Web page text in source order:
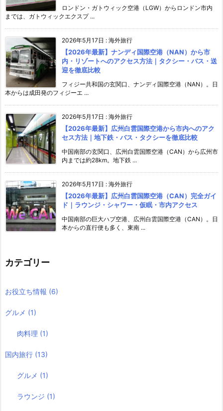
ロンドン・ガトウィック空港（LGW）からロンドン市内
までは、ガトウィックエクスプ ...
2026年5月17日 : 海外旅行
【2026年最新】ナンディ国際空港（NAN）から市
内・リゾートへのアクセス方法｜タクシー・バス・送
迎を徹底比較
フィジー共和国の玄関口、ナンディ国際空港（NAN）。日
本からは成田発のフィジーエ ...
2026年5月17日 : 海外旅行
【2026年最新】広州白雲国際空港から市内へのアク
セス方法｜地下鉄・バス・タクシーを徹底比較
中国南部の玄関口、広州白雲国際空港（CAN）から広州市
内までは約28km。地下鉄 ...
2026年5月17日 : 海外旅行
【2026年最新】広州白雲国際空港（CAN）完全ガイ
ド｜ラウンジ・シャワー・仮眠・市内アクセス
中国南部の巨大ハブ空港、広州白雲国際空港（CAN）。日
本からの直行便も多く、東南 ...
カテゴリー
お役立ち情報 (6)
グルメ (1)
肉料理 (1)
国内旅行 (13)
グルメ (1)
ラウンジ (1)